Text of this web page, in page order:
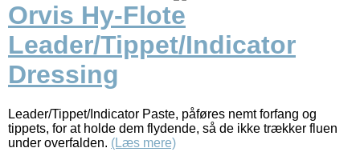
Orvis Hy-Flote
Leader/Tippet/Indicator
Dressing
Leader/Tippet/Indicator Paste, påføres nemt forfang og
tippets, for at holde dem flydende, så de ikke trækker fluen
under overfalden. (Læs mere)